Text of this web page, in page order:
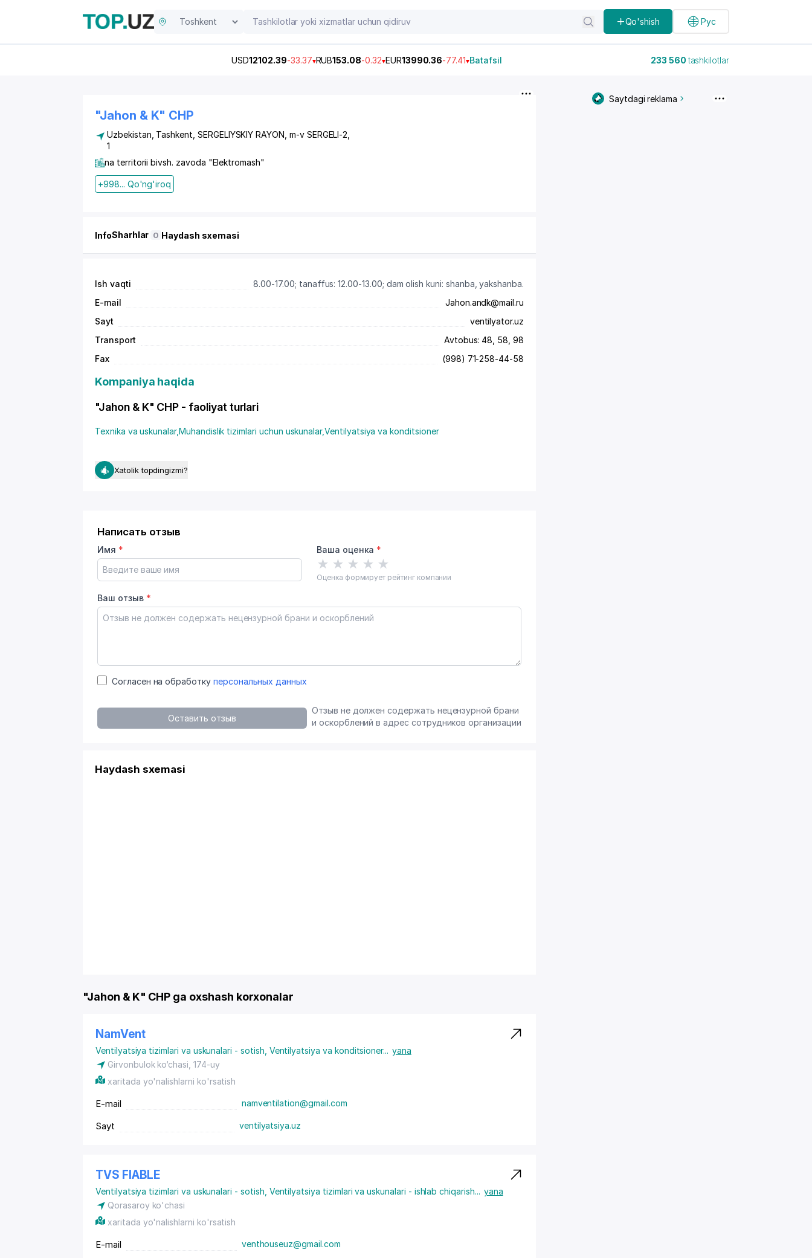
Qo'shish Рус
USD12102.39-33.37 RUB153.08-0.32 EUR13990.36-77.41 Batafsil 233 560tashkilotlar
"Jahon & K" CHP
Uzbekistan, Tashkent SERGELIYSKIY RAYON m-v SERGELI-2
1
na territorii bivsh. zavoda "Elektromash"
+998... Qo'ng'iroq
InfoSharhlar 0 Haydash sxemasi
Ish vaqti
8.00-17.00; tanaffus: 12.00-13.00; dam olish kuni: shanba, yakshanba.
E-mail
Jahon.andk@mail.ru
Sayt
ventilyator.uz
Transport
Avtobus: 48, 58, 98
Fax
(998) 71-258-44-58
Kompaniya haqida
"Jahon & K" CHP - faoliyat turlari
Texnika va uskunalar,Muhandislik tizimlari uchun uskunalar,Ventilyatsiya va konditsioner
Xatolik topdingizmi?
Написать отзыв
Имя * Ваша оценка *
★ ★ ★ ★ ★
Оценка формирует рейтинг компании
Ваш отзыв *
Согласен на обработку персональных данных
Оставить отзыв
Отзыв не должен содержать нецензурной брани
и оскорблений в адрес сотрудников организации
Haydash sxemasi
"Jahon & K" CHP ga oxshash korxonalar
NamVent
Ventilyatsiya tizimlari va uskunalari - sotish Ventilyatsiya va konditsioner... yana
Girvonbulok ko‘chasi, 174-uy
xaritada yo'nalishlarni ko'rsatish
E-mail namventilation@gmail.com
Sayt ventilyatsiya.uz
TVS FIABLE
Ventilyatsiya tizimlari va uskunalari - sotish Ventilyatsiya tizimlari va uskunalari - ishlab chiqarish... yana
Qorasaroy ko'chasi
xaritada yo'nalishlarni ko'rsatish
E-mail venthouseuz@gmail.com
Saytdagi reklama